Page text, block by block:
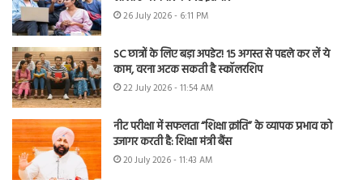
26 July 2026 - 6:11 PM
SC छात्रों के लिए बड़ा अपडेट! 15 अगस्त से पहले कर लें ये
काम, वरना अटक सकती है स्कॉलरशिप
22 July 2026 - 11:54 AM
नीट परीक्षा में सफलता “शिक्षा क्रांति” के व्यापक प्रभाव को
उजागर करती है: शिक्षा मंत्री बैंस
20 July 2026 - 11:43 AM